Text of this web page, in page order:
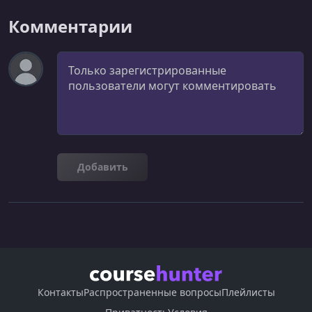
Комментарии
Комментарий
Добавить
КонтактыРаспространенные вопросыПлейлисты